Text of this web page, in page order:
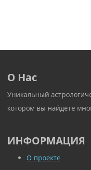
О Нас
Уникальный
котором вы найдете
ИНФОРМАЦИЯ
О проекте